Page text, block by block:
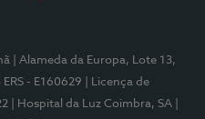
| Alameda da Europa, Lote 13,
ERS - E160629
| Licença de
| Hospital da Luz Coimbra, SA